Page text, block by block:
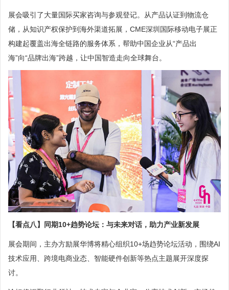
展会吸引了大量国际买家咨询与参观登记。从产品认证到物流仓
储，从知识产权保护到海外渠道拓展，CME深圳国际移动电子展正
构建起覆盖出海全链路的服务体系，帮助中国企业从“产品出
海”向“品牌出海”跨越，让中国智造走向全球舞台。
【看点八】同期10+趋势论坛：与未来对话，助力产业新发展
展会期间，主办方励展华博将精心组织10+场趋势论坛活动，围绕AI
技术应用、跨境电商业态、智能硬件创新等热点主题展开深度探
讨。